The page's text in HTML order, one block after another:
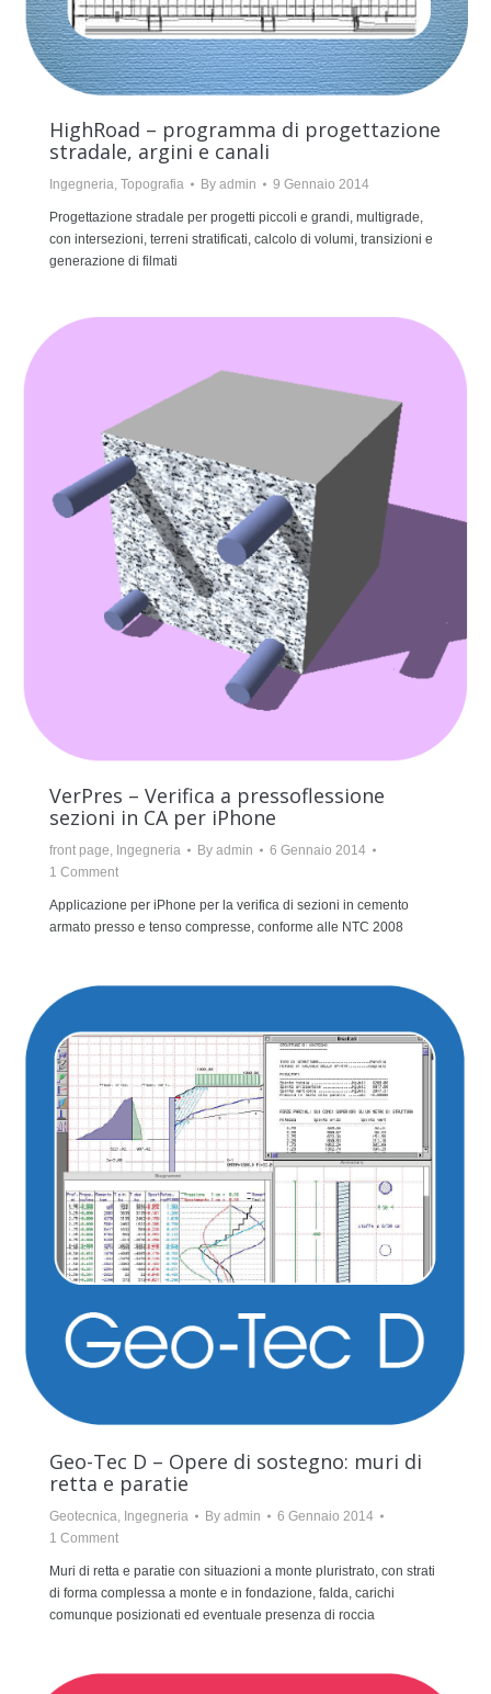
HighRoad – programma di progettazione
stradale, argini e canali
Ingegneria, Topografia By admin 9 Gennaio 2014
Progettazione stradale per progetti piccoli e grandi, multigrade,
con intersezioni, terreni stratificati, calcolo di volumi, transizioni e
generazione di filmati
VerPres – Verifica a pressoflessione
sezioni in CA per iPhone
front page, Ingegneria By admin
6 Gennaio 2014
1 Comment
Applicazione per iPhone per la verifica di sezioni in cemento
armato presso e tenso compresse, conforme alle NTC 2008
Geo-Tec D – Opere di sostegno: muri di
retta e paratie
Geotecnica, Ingegneria By admin
6 Gennaio 2014
1 Comment
Muri di retta e paratie con situazioni a monte pluristrato, con strati
di forma complessa a monte e in fondazione, falda, carichi
comunque posizionati ed eventuale presenza di roccia